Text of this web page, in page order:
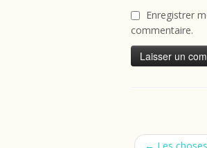
Enregistrer
commentaire.